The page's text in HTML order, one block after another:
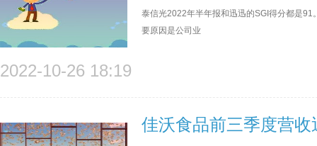
泰信光2022年半年报和迅迅的SGI得分都是
要原因是公司业
2022-10-26 18:19
佳沃食品前三季度营